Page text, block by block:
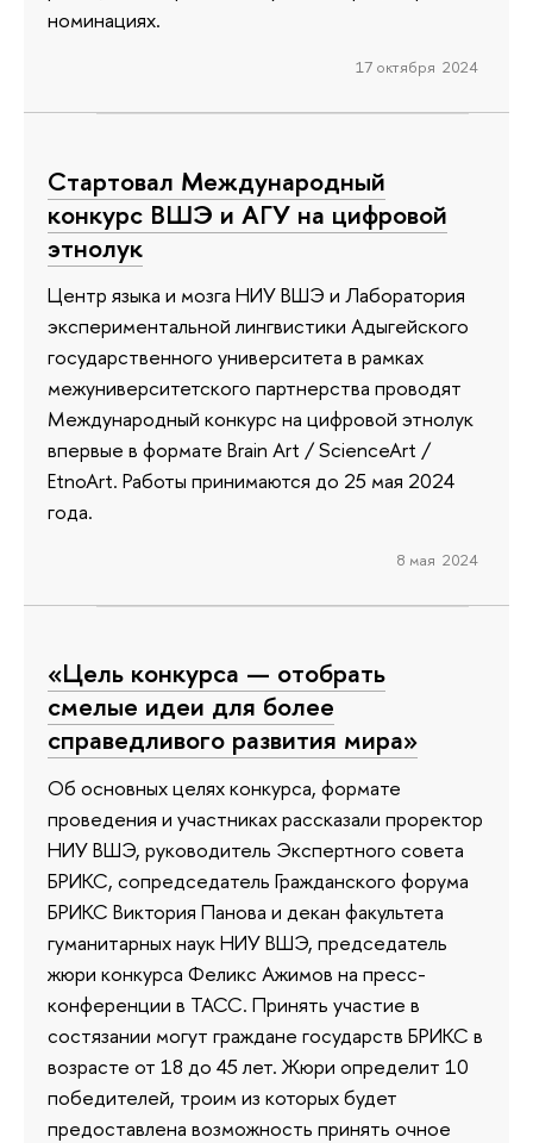
номинациях.
17 октября 2024
Cтартовал Международный
конкурс ВШЭ и АГУ на цифровой
этнолук
Центр языка и мозга НИУ ВШЭ и Лаборатория
экспериментальной лингвистики Адыгейского
государственного университета в рамках
межуниверситетского партнерства проводят
Международный конкурс на цифровой этнолук
впервые в формате Brain Art / ScienceArt /
EtnoArt. Работы принимаются до 25 мая 2024
года.
8 мая 2024
«Цель конкурса — отобрать
смелые идеи для более
справедливого развития мира»
Об основных целях конкурса, формате
проведения и участниках рассказали проректор
НИУ ВШЭ, руководитель Экспертного совета
БРИКС, сопредседатель Гражданского форума
БРИКС Виктория Панова и декан факультета
гуманитарных наук НИУ ВШЭ, председатель
жюри конкурса Феликс Ажимов на пресс-
конференции в ТАСС. Принять участие в
состязании могут граждане государств БРИКС в
возрасте от 18 до 45 лет. Жюри определит 10
победителей, троим из которых будет
предоставлена возможность принять очное